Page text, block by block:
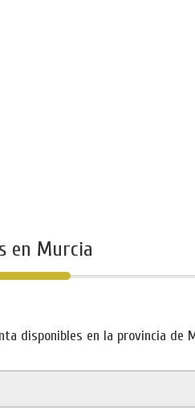
en Murcia
disponibles en la provincia de